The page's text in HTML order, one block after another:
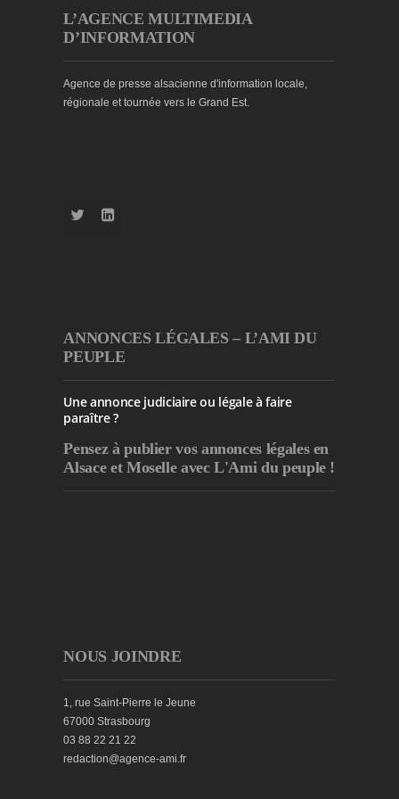
L’AGENCE MULTIMEDIA
D’INFORMATION
Agence de presse alsacienne d'information locale,
régionale et tournée vers le Grand Est.
ANNONCES LÉGALES – L’AMI DU
PEUPLE
Une annonce judiciaire ou légale à faire
paraître ?
Pensez à publiervos annonces légales en
Alsace et Moselle avec L'Ami du peuple !
NOUS JOINDRE
1, rue Saint-Pierre le Jeune
67000 Strasbourg
03 88 22 21 22
redaction@agence-ami.fr